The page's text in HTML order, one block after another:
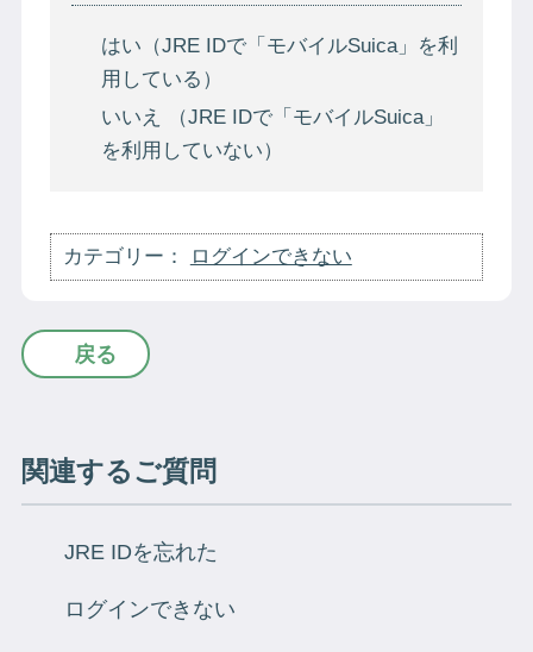
はい（JRE IDで「モバイルSuica」を利
用している）
いいえ （JRE IDで「モバイルSuica」
を利用していない）
カテゴリー： ログインできない
戻る
関連するご質問
JRE IDを忘れた
ログインできない